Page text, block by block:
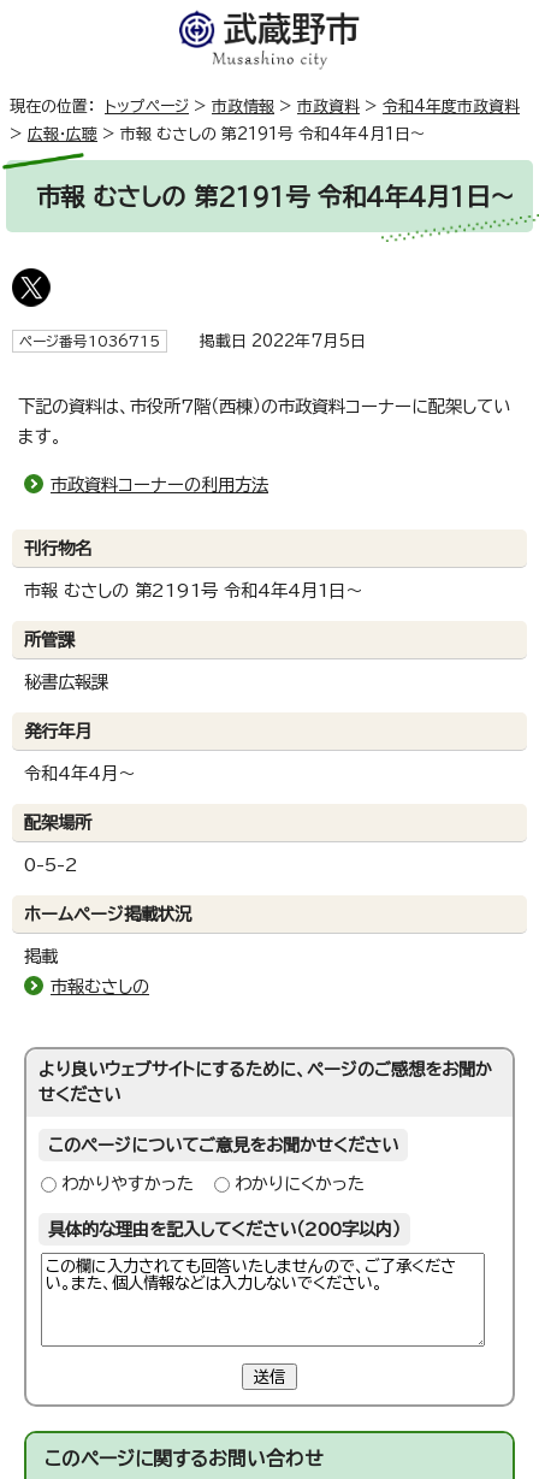
現在の位置： トップページ > 市政情報 > 市政資料 > 令和4年度市政資料
> 広報・広聴 > 市報 むさしの 第2191号 令和4年4月1日～
市報 むさしの 第2191号 令和4年4月1日～
ページ番号1036715 掲載日 2022年7月5日
下記の資料は、市役所7階（西棟）の市政資料コーナーに配架してい
ます。
市政資料コーナーの利用方法
刊行物名
市報 むさしの 第2191号 令和4年4月1日～
所管課
秘書広報課
発行年月
令和4年4月～
配架場所
0-5-2
ホームページ掲載状況
掲載
市報むさしの
より良いウェブサイトにするために、ページのご感想をお聞か
せください
このページについてご意見をお聞かせください
わかりやすかった わかりにくかった
具体的な理由を記入してください（200字以内）
送信
このページに関するお問い合わせ